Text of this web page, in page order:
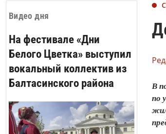
Видео дня
На фестивале «Дни
Белого Цветка» выступил
вокальный коллектив из
Балтасинского района
В
по